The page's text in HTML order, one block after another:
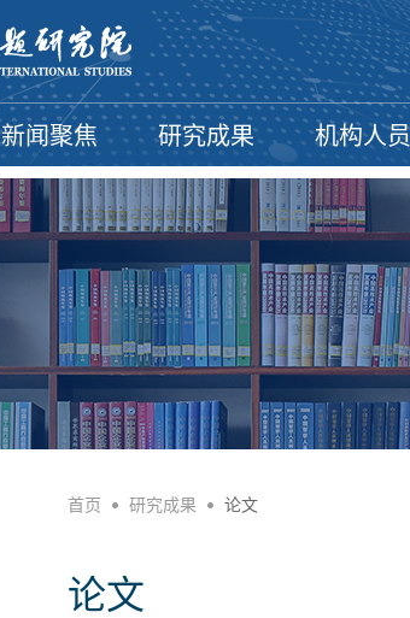
新闻聚焦 研究成果 机构人员
首页 • 研究成果 • 论文
论文